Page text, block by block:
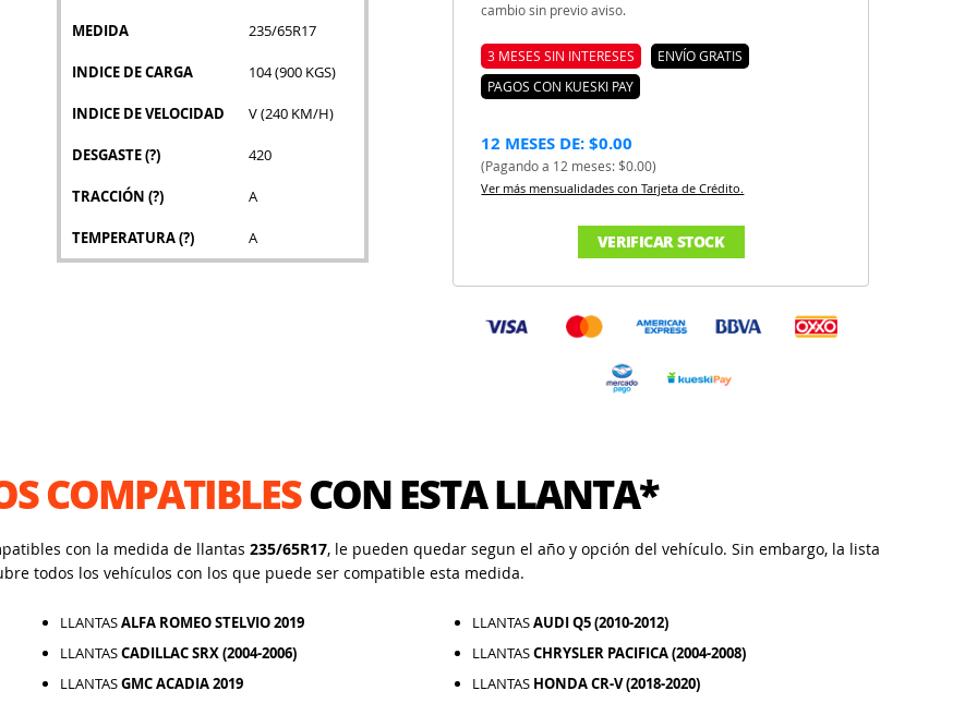
MEDIDA 235/65R17
INDICE DE CARGA 104 (900 KGS)
INDICE DE VELOCIDAD V (240 KM/H)
DESGASTE(?) 420
TRACCIÓN (?) A
TEMPERATURA(?) A
cambio sin previo aviso.
3 MESES SIN INTERESES
ENVÍO GRATIS
PAGOS CON KUESKI PAY
12 MESES DE: $0.00
(Pagando a 12 meses: $0.00)
Ver más mensualidades con Tarjeta de Crédito.
VERIFICAR STOCK
COMPATIBLESCON ESTA LLANTA*
con la medida de llantas 235/65R17, le pueden quedar segun el año y opción del vehículo. Sin embargo, la lista
todos los vehículos con los que puede ser compatible esta medida.
LLANTASALFA ROMEO STELVIO 2019 LLANTASAUDI Q5 (2010-2012)
LLANTASCADILLAC SRX (2004-2006) LLANTASCHRYSLER PACIFICA (2004-2008)
LLANTASGMC ACADIA 2019 LLANTAS HONDA CR-V (2018-2020)